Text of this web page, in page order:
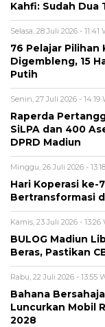
Kahfi: Sudah Dua
Selasa, 28 Juli 2026 - 11:41
76 Pelajar Pilihan
Digembleng, 15
Putih
Senin, 27 Juli 2026 - 14:19
Raperda
SiLPA dan 400
DPRD Madiun
Minggu, 26 Juli 2026 -
Hari Koperasi ke-
Bertransformasi
Kamis, 23 Juli 2026 - 13:26
BULOG Madiun
Beras, Pastikan
Rabu, 22 Juli 2026 - 13:55
Bahana
Luncurkan Mobil
2028